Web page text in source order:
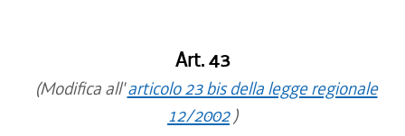
dal 15/12/2016 al 31/12/2016
dal 13/08/2016 al 14/12/2016
dal 13/04/2016 al 12/08/2016
Art. 43
(Modifica all'articolo 23 bis della legge regionale
12/2002)